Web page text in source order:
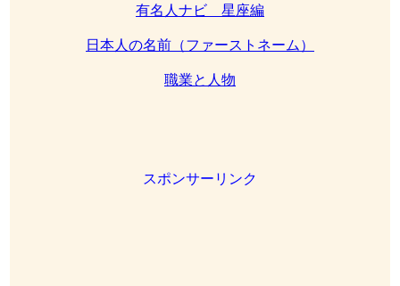
有名人ナビ 星座編
日本人の名前（ファーストネーム）
職業と人物
スポンサーリンク